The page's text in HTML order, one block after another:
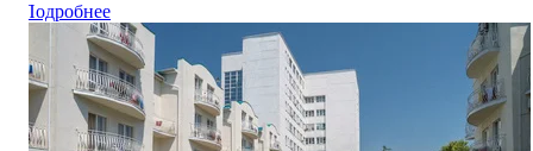
Подробнее